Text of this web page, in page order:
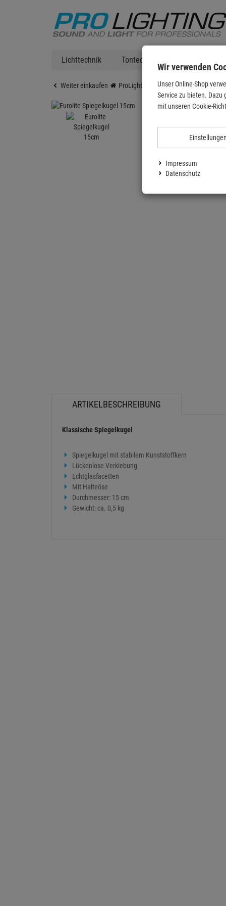
Lichttechnik Tontechnik
Weiter einkaufen ProLighting Lichttechnik
ARTIKELBESCHREIBUNG
Klassische Spiegelkugel
Spiegelkugel mit stabilem Kunststoffkern
Lückenlose Verklebung
Echtglasfacetten
Mit Halteöse
Durchmesser: 15 cm
Gewicht: ca. 0,5 kg
Wir verwenden
Unser Online-Shop
Service zu bieten. Dazu
mit unseren Cookie-
Impressum
Datenschutz